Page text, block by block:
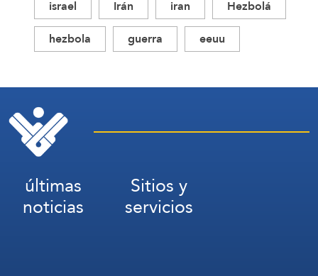
israel
Irán iran
Hezbolá
hezbola
guerra eeuu
últimas
noticias
Sitios y
servicios